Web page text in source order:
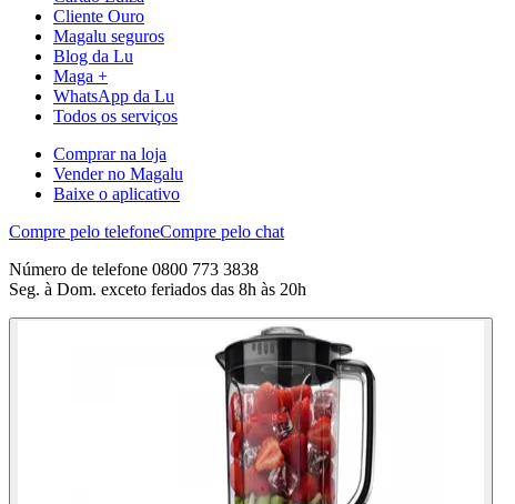
Cliente Ouro
Magalu seguros
Blog da Lu
Maga +
WhatsApp da Lu
Todos os serviços
Comprar na loja
Vender no Magalu
Baixe o aplicativo
Compre pelo telefoneCompre pelo chat
Número de telefone 0800 773 3838
Seg. à Dom. exceto feriados das 8h às 20h